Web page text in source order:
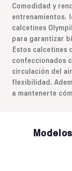
Comodidad y
entrenamientos.
calcetines
para garantizar
Estos calcetines
confeccionados
circulación del
flexibilidad.
a mantenerte